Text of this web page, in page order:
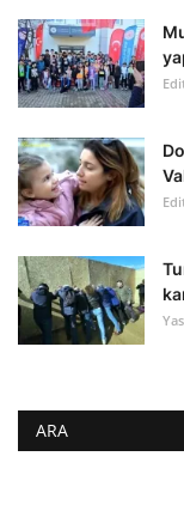
ARA